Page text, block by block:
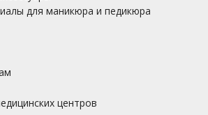
для маникюра и педикюра
центров